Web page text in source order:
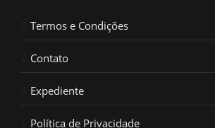
Termos e Condições
Contato
Expediente
Política de Privacidade